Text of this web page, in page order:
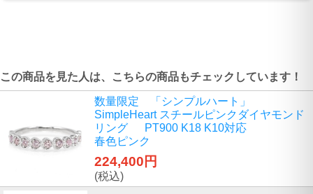
この商品を見た人は、こちらの商品もチェックしています！
数量限定 「シンプルハート」
SimpleHeart スチールピンクダイヤモンド
リング PT900 K18 K10対応
春色ピンク
224,400円
(税込)